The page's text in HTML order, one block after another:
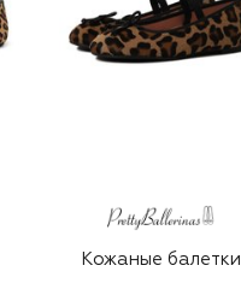
Кожаные балетки